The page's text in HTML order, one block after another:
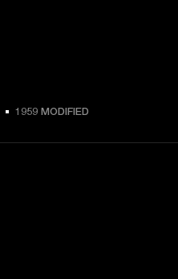
1959 MODIFIED